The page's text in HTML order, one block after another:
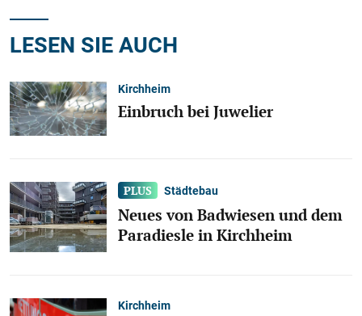
LESEN SIE AUCH
Kirchheim
Einbruch bei Juwelier
Städtebau
Neues von Badwiesen und dem
Paradiesle in Kirchheim
Kirchheim